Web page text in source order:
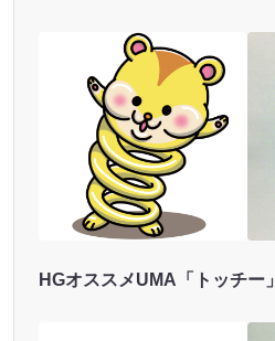
HGオススメUMA「トッチー」